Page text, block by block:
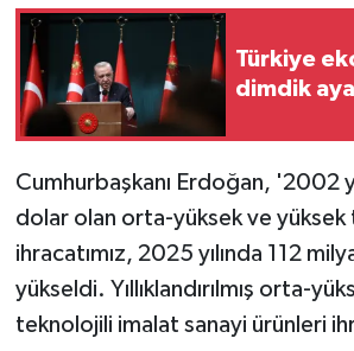
Türkiye
dimdik
Cumhurbaşkanı Erdoğan, '2002
dolar olan orta-yüksek ve yüksek
ihracatımız, 2025 yılında 112
yükseldi. Yıllıklandırılmış orta-
teknolojili imalat sanayi ürünleri